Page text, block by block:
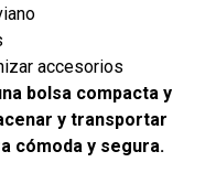
accesorios
bolsa compacta y
y transportar
cómoda y segura.